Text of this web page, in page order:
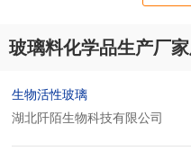
玻璃料化学品生产厂
生物活性玻璃
湖北阡陌生物科技有限公司